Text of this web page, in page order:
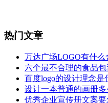
热门文章
万达广场LOGO有什
六个最不合理的食品
百度logo的设计理念是
设计一本普通的画册多
优秀企业宣传册文案要